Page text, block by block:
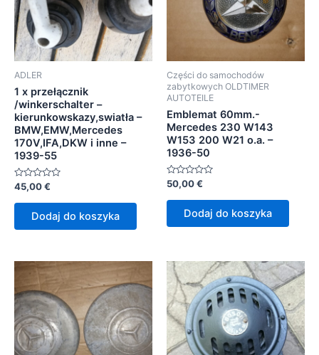
ADLER
1 x przełącznik
/winkerschalter –
kierunkowskazy,swiatła –
BMW,EMW,Mercedes
170V,IFA,DKW i inne –
1939-55
Oceniono
na
45,00€
Dodaj do koszyka
Części do samochodów
zabytkowych OLDTIMER
AUTOTEILE
Emblemat 60mm.-
Mercedes 230 W143
W153 200 W21 o.a. –
1936-50
Oceniono
na
50,00€
Dodaj do koszyka